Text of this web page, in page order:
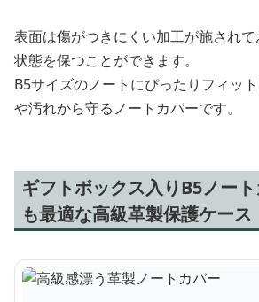
表面は傷がつきにくい加工が施され
状態を保つことができます。
B5サイズのノートにぴったりフィッ
や汚れから守るノートカバーです。
ギフトボックス入りB5ノー
も最適な高級革製保護ケース